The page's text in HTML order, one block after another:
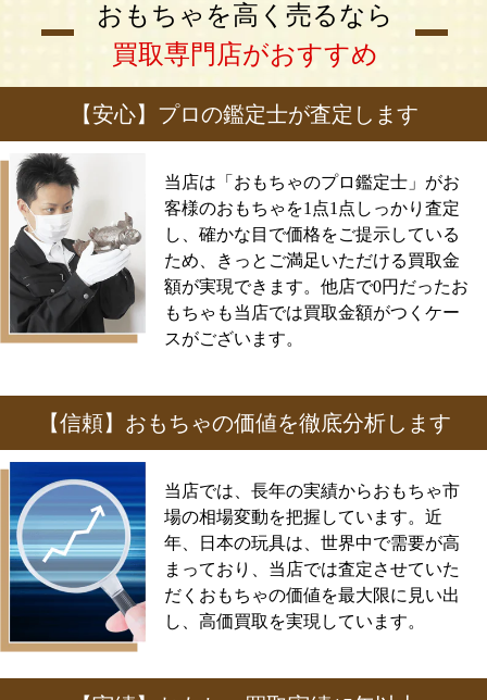
おもちゃを高く売るなら
買取専門店がおすすめ
【安心】プロの鑑定士が査定します
当店は「おもちゃのプロ鑑定士」がお
客様のおもちゃを1点1点しっかり査定
し、確かな目で価格をご提示している
ため、きっとご満足いただける買取金
額が実現できます。他店で0円だったお
もちゃも当店では買取金額がつくケー
スがございます。
【信頼】おもちゃの価値を徹底分析します
当店では、長年の実績からおもちゃ市
場の相場変動を把握しています。近
年、日本の玩具は、世界中で需要が高
まっており、当店では査定させていた
だくおもちゃの価値を最大限に見い出
し、高価買取を実現しています。